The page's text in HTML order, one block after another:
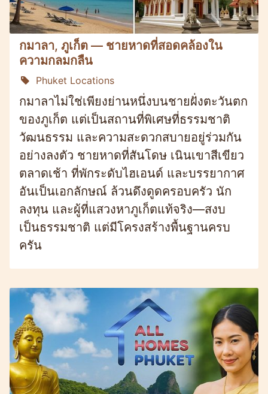
กมาลา, ภูเก็ต — ชายหาดที่สอดคล้องใน
ความกลมกลืน
Phuket Locations
กมาลาไม่ใช่เพียงย่านหนึ่งบนชายฝั่งตะวันตก
ของภูเก็ต แต่เป็นสถานที่พิเศษที่ธรรมชาติ
วัฒนธรรม และความสะดวกสบายอยู่ร่วมกัน
อย่างลงตัว ชายหาดที่สันโดษ เนินเขาสีเขียว
ตลาดเช้า ที่พักระดับไฮเอนด์ และบรรยากาศ
อันเป็นเอกลักษณ์ ล้วนดึงดูดครอบครัว นัก
ลงทุน และผู้ที่แสวงหาภูเก็ตแท้จริง—สงบ
เป็นธรรมชาติ แต่มีโครงสร้างพื้นฐานครบ
ครัน